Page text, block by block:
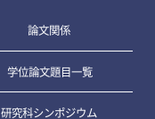
論文関係
学位論文題目一覧
研究科シンポジウム